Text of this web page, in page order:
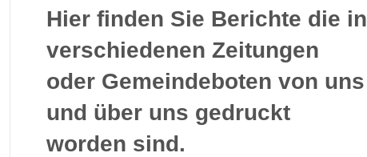
Hier finden Sie Berichte die in
verschiedenen Zeitungen
oder Gemeindeboten von uns
und über uns gedruckt
worden sind.